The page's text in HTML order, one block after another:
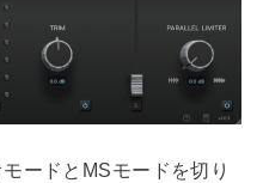
ードとMSモードを切り